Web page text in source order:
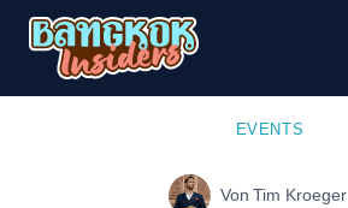
Zum
Inhalt
springen
EVENTS
Von Tim Kroeger